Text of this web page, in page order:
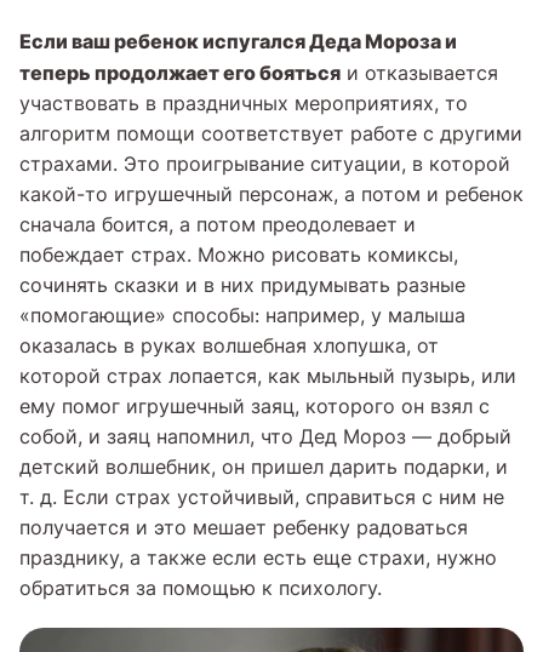
Если ваш ребенок испугался Деда Мороза и
теперь продолжает его бояться и отказывается
участвовать в праздничных мероприятиях, то
алгоритм помощи соответствует работе с другими
страхами. Это проигрывание ситуации, в которой
какой-то игрушечный персонаж, а потом и ребенок
сначала боится, а потом преодолевает и
побеждает страх. Можно рисовать комиксы,
сочинять сказки и в них придумывать разные
«помогающие» способы: например, у малыша
оказалась в руках волшебная хлопушка, от
которой страх лопается, как мыльный пузырь, или
ему помог игрушечный заяц, которого он взял с
собой, и заяц напомнил, что Дед Мороз — добрый
детский волшебник, он пришел дарить подарки, и
т. д. Если страх устойчивый, справиться с ним не
получается и это мешает ребенку радоваться
празднику, а также если есть еще страхи, нужно
обратиться за помощью к психологу.